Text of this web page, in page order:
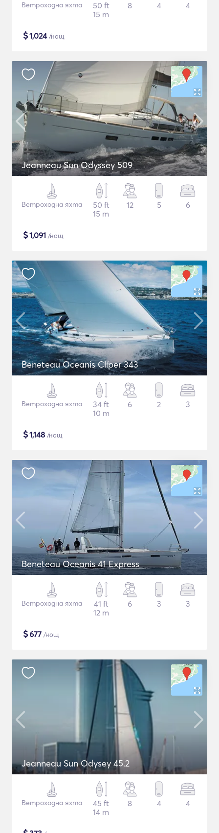
Ветроходна яхта
50 ft
15 m
8 4 4
$1,024/нощ
Jeanneau Sun Odyssey 509
Ветроходна яхта
50 ft
15 m
12 5 6
$1,091 /нощ
Beneteau Oceanis Clíper 343
Ветроходна яхта
34 ft
10 m
6 2 3
$1,148 /нощ
Beneteau Oceanis 41 Express
Ветроходна яхта
41 ft
12 m
6 3 3
$677 /нощ
Jeanneau Sun Odysey 45.2
Ветроходна яхта
45 ft
14 m
8 4 4